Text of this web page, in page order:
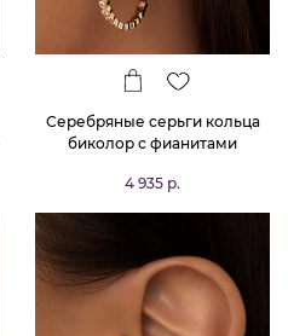
Серебряные серьги кольца
биколор с фианитами
4 935 р.